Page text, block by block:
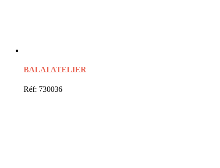
BALAI ATELIER
Réf: 730036